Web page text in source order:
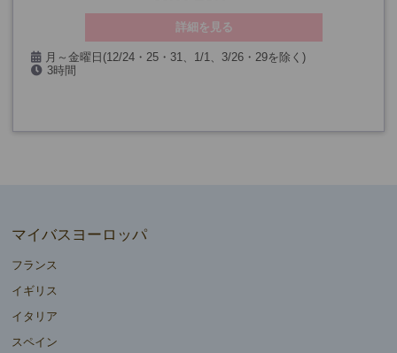
詳細を見る
月～金曜日(12/24・25・31、1/1、3/26・29を除く)
3時間
マイバスヨーロッパ
フランス
イギリス
イタリア
スペイン